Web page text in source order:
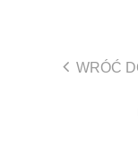
WRÓĆ